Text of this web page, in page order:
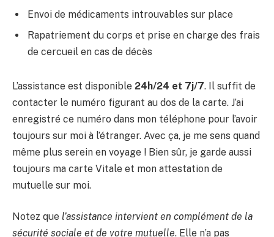
Envoi de médicaments introuvables sur place
Rapatriement du corps et prise en charge des frais
de cercueil en cas de décès
L’assistance est disponible 24h/24 et 7j/7. Il suffit de
contacter le numéro figurant au dos de la carte. J’ai
enregistré ce numéro dans mon téléphone pour l’avoir
toujours sur moi à l’étranger. Avec ça, je me sens quand
même plus serein en voyage ! Bien sûr, je garde aussi
toujours ma carte Vitale et mon attestation de
mutuelle sur moi.
Notez que l’assistance intervient en complément de la
sécurité sociale et de votre mutuelle. Elle n’a pas